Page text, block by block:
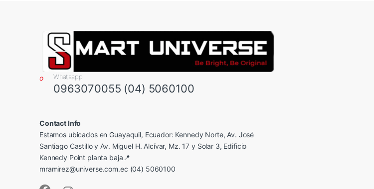
Whatsapp
0963070055 (04) 5060100
Contact Info
Estamos ubicados en Guayaquil, Ecuador: Kennedy Norte, Av. José
Santiago Castillo y Av. Miguel H. Alcívar, Mz. 17 y Solar 3, Edificio
Kennedy Point planta baja📍
mramirez@universe.com.ec (04) 5060100